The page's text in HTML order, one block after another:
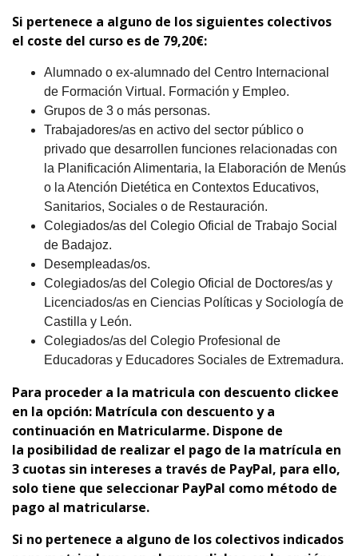
Si pertenece a alguno de los siguientes colectivos
el coste del curso es de 79,20€:
Alumnado o ex-alumnado del Centro Internacional
de Formación Virtual. Formación y Empleo.
Grupos de 3 o más personas.
Trabajadores/as en activo del sector público o
privado que desarrollen funciones relacionadas con
la Planificación Alimentaria, la Elaboración de Menús
o la Atención Dietética en Contextos Educativos,
Sanitarios, Sociales o de Restauración.
Colegiados/as del Colegio Oficial de Trabajo Social
de Badajoz.
Desempleadas/os.
Colegiados/as del Colegio Oficial de Doctores/as y
Licenciados/as en Ciencias Políticas y Sociología de
Castilla y León.
Colegiados/as del Colegio Profesional de
Educadoras y Educadores Sociales de Extremadura.
Para proceder a la matricula con descuento clickee
en la opción: Matrícula con descuento y a
continuación en Matricularme. Dispone de
la posibilidad de realizar el pago de la matrícula en
3 cuotas sin intereses a través de PayPal, para ello,
solo tiene que seleccionar PayPal como método de
pago al matricularse.
Si no pertenece a alguno de los colectivos indicados